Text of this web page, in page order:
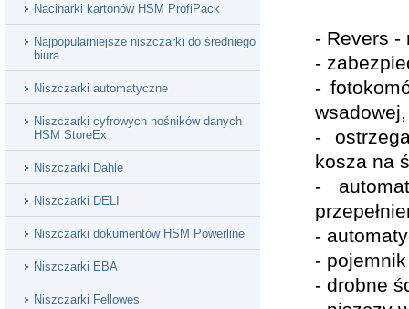
- Revers -
-
-
-
kosza na
-
-
-
- drobne
Nacinarki kartonów HSM ProfiPack
Najpopularniejsze niszczarki do średniego
biura
Niszczarki automatyczne
Niszczarki cyfrowych nośników danych
HSM StoreEx
Niszczarki Dahle
Niszczarki DELI
Niszczarki dokumentów HSM Powerline
Niszczarki EBA
Niszczarki Fellowes